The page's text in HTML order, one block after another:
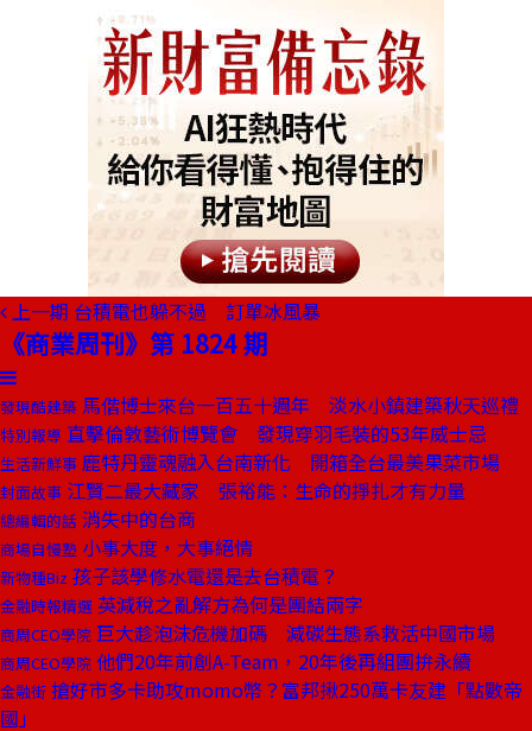
上一期 台積電也躲不過 訂單冰風暴
《商業周刊》第 1824 期
發現酷建築 馬偕博士來台一百五十週年 淡水小鎮建築秋天巡禮
特別報導 直擊倫敦藝術博覽會 發現穿羽毛裝的53年威士忌
生活新鮮事 鹿特丹靈魂融入台南新化 開箱全台最美果菜市場
封面故事 江賢二最大藏家 張裕能：生命的掙扎才有力量
總編輯的話 消失中的台商
商場自慢塾 小事大度，大事絕情
新物種Biz 孩子該學修水電還是去台積電？
金融時報精選 英減稅之亂解方為何是團結兩字
商周CEO學院 巨大趁泡沫危機加碼 減碳生態系救活中國市場
商周CEO學院 他們20年前創A-Team，20年後再組團拚永續
金融街 搶好市多卡助攻momo幣？富邦揪250萬卡友建「點數帝
國」